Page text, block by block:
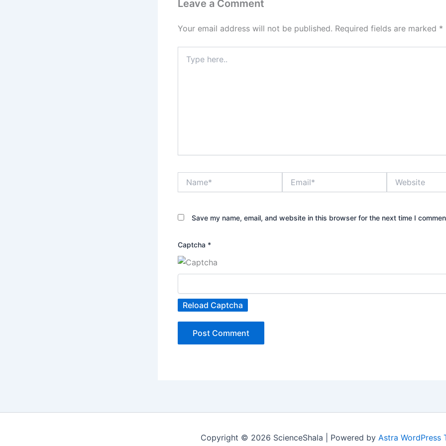
Leave a Comment
Your email address will not be published. Required fields are marked *
here..
Save my name, email, and website in this browser for the next time I
Captcha *
Reload Captcha
Copyright © 2026 ScienceShala | Powered by Astra WordPress